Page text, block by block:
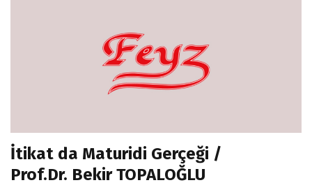
İtikat da Maturidi Gerçeği /
Prof.Dr. Bekir TOPALOĞLU